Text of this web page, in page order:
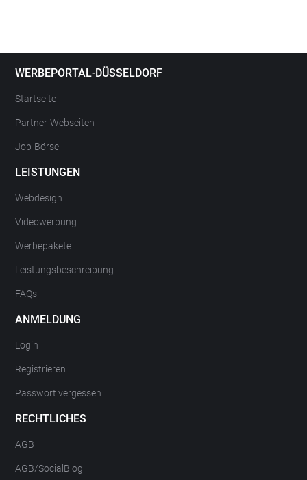
WERBEPORTAL-DÜSSELDORF
Startseite
Partner-Webseiten
Job-Börse
LEISTUNGEN
Webdesign
Videowerbung
Werbepakete
Leistungsbeschreibung
FAQs
ANMELDUNG
Login
Registrieren
Passwort vergessen
RECHTLICHES
AGB
AGB/SocialBlog